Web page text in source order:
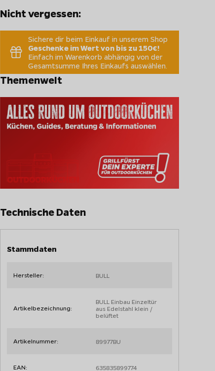
Nicht vergessen:
Sichere dir beim Einkauf in unserem Shop
Geschenke im Wert von bis zu 150€!
Einfach im Warenkorb abhängig von der
Gesamtsumme Ihres Einkaufs auswählen.
Themenwelt
Technische Daten
Stammdaten
Hersteller: BULL
Artikelbezeichnung:
BULL Einbau Einzeltür
aus Edelstahl klein /
belüftet
Artikelnummer: 89977BU
EAN: 635835899774